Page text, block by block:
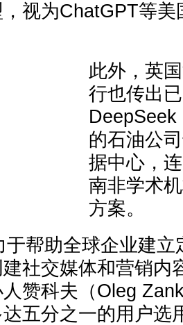
视为ChatGPT等
此外，英
行也传出
DeepSeek
的石油公
据中心，
南非学术
方案。
于帮助全球企业建立
社交媒体和营销内
赞科夫（Oleg
五分之一的用户选